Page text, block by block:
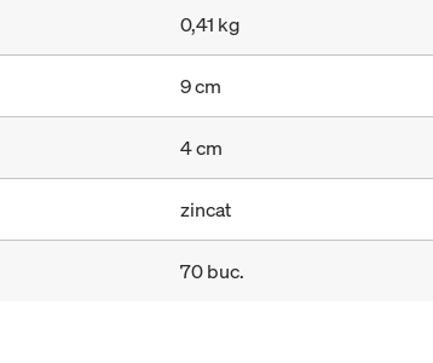
0,41 kg
9 cm
4 cm
zincat
70 buc.